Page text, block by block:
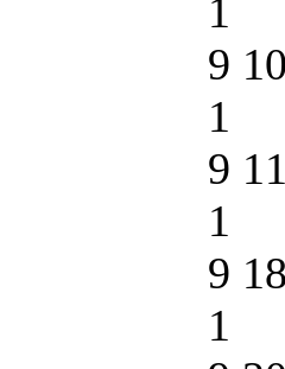
1
9
1
9
1
9
1